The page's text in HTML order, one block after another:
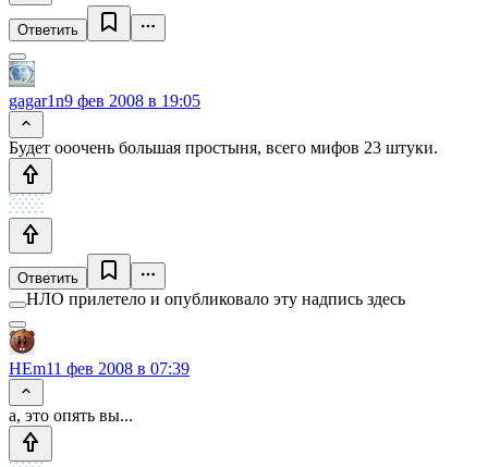
Ответить
gagar1n9 фев 2008 в 19:05
Будет ооочень большая простыня, всего мифов 23 штуки.
Ответить
НЛО прилетело и опубликовало эту надпись здесь
HEm11 фев 2008 в 07:39
а, это опять вы...